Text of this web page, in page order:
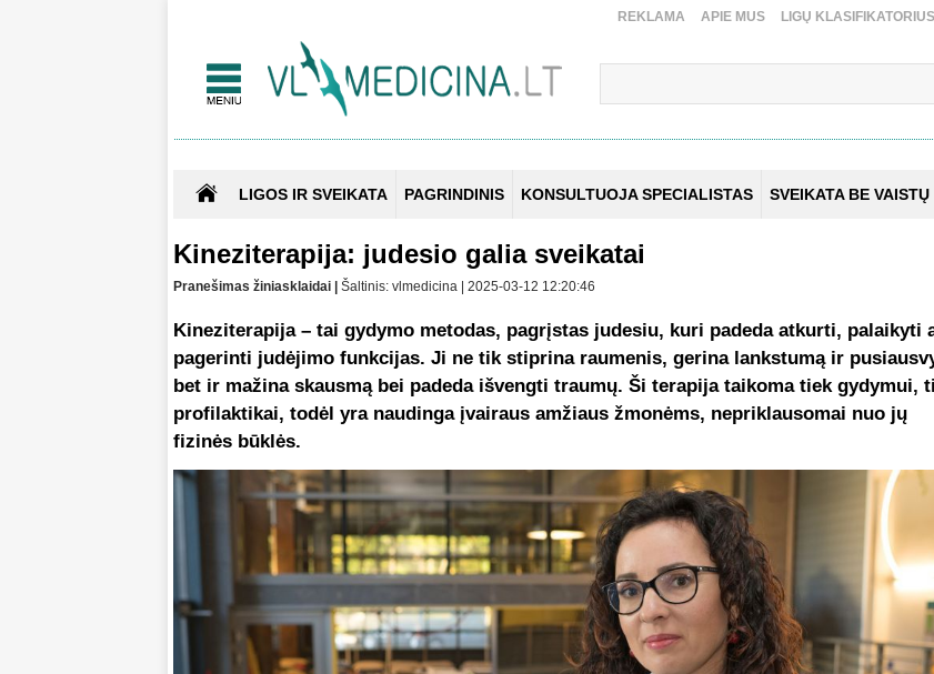
REKLAMA APIE MUS LIGŲ KLASIFIKATORIUS
LIGOS IR SVEIKATA PAGRINDINIS KONSULTUOJA SPECIALISTAS SVEIKATA BE VAISTŲ
Kineziterapija: judesio galia sveikatai
Pranešimas žiniasklaidai | Šaltinis: vlmedicina | 2025-03-12 12:20:46
Kineziterapija – tai gydymo metodas, pagrįstas judesiu, kuri padeda atkurti, palaikyti
pagerinti judėjimo funkcijas. Ji ne tik stiprina raumenis, gerina lankstumą ir
bet ir mažina skausmą bei padeda išvengti traumų. Ši terapija taikoma tiek gydymui,
profilaktikai, todėl yra naudinga įvairaus amžiaus žmonėms, nepriklausomai nuo jų
fizinės būklės.